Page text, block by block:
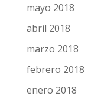
mayo 2018
abril 2018
marzo 2018
febrero 2018
enero 2018